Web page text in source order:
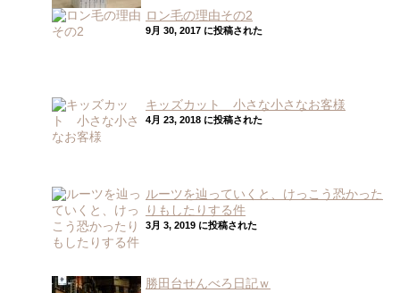
ロン毛の理由その2
9月 30, 2017 に投稿された
キッズカット 小さな小さなお客様
4月 23, 2018 に投稿された
ルーツを辿っていくと、けっこう恐かった
りもしたりする件
3月 3, 2019 に投稿された
勝田台せんべろ日記ｗ